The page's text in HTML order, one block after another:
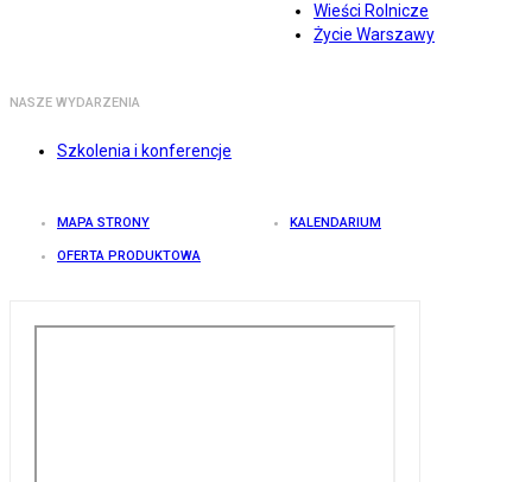
Wieści Rolnicze
Życie Warszawy
NASZE WYDARZENIA
Szkolenia i konferencje
MAPA STRONY KALENDARIUM
OFERTA PRODUKTOWA